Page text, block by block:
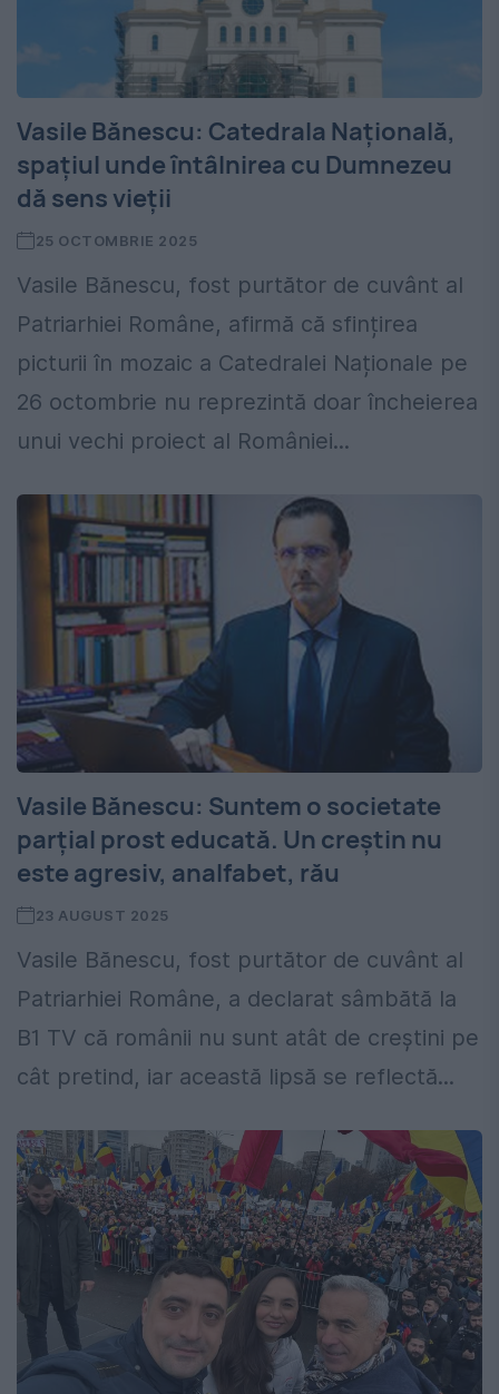
Vasile Bănescu: Catedrala Națională,
spațiul unde întâlnirea cu Dumnezeu
dă sens vieții
25 OCTOMBRIE 2025
Vasile Bănescu, fost purtător de cuvânt al
Patriarhiei Române, afirmă că sfințirea
picturii în mozaic a Catedralei Naționale pe
26 octombrie nu reprezintă doar încheierea
unui vechi proiect al României...
Vasile Bănescu: Suntem o societate
parțial prost educată. Un creștin nu
este agresiv, analfabet, rău
23 AUGUST 2025
Vasile Bănescu, fost purtător de cuvânt al
Patriarhiei Române, a declarat sâmbătă la
B1 TV că românii nu sunt atât de creștini pe
cât pretind, iar această lipsă se reflectă...